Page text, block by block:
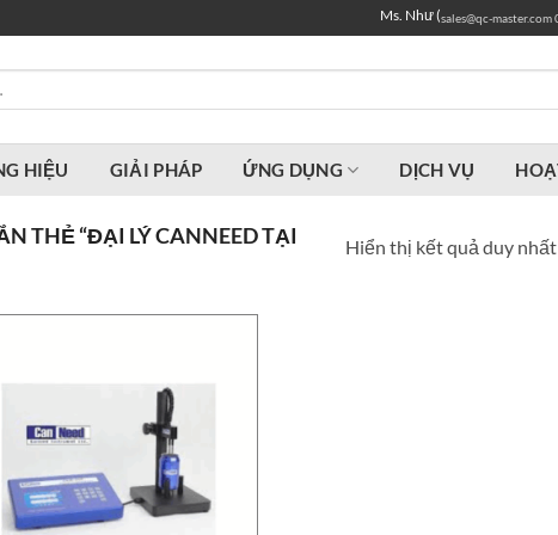
Ms. Như (sales@qc-master.com
HIỆU GIẢI PHÁP ỨNG DỤNG DỊCH VỤ
THẺ “ĐẠI LÝ CANNEED TẠI
Hiển thị kết quả duy nhất